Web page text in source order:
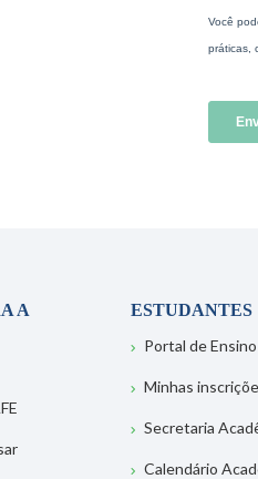
A
ESTUDANTES
Portal de Ensino
Minhas
Secretaria
Calendário